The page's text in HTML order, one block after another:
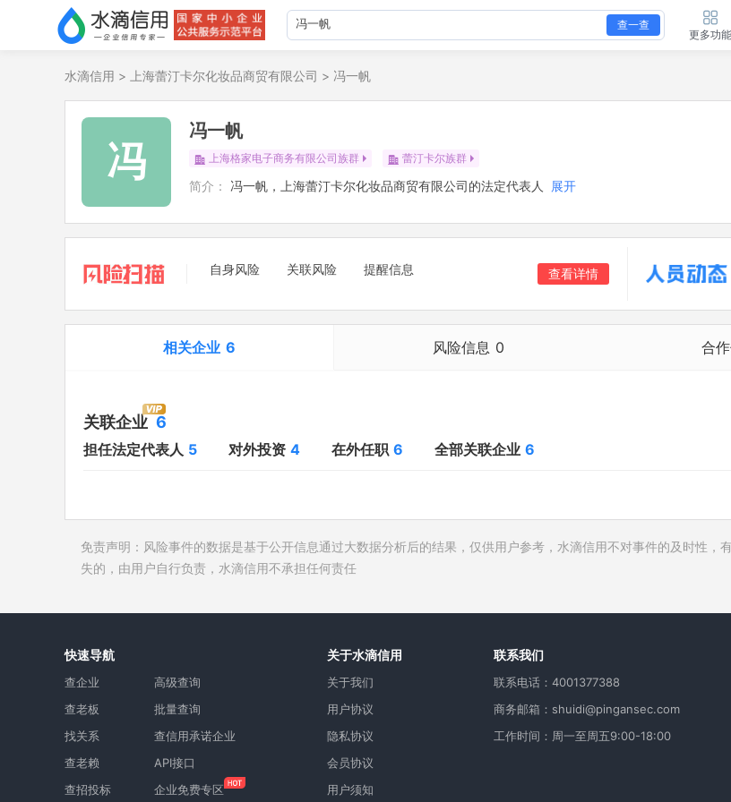
查一查
更多功能
水滴信用 > 上海蕾汀卡尔化妆品商贸有限公司 > 冯一帆
冯
冯一帆
上海格家电子商务有限公司族群 蕾汀卡尔族群
简介： 冯一帆，上海蕾汀卡尔化妆品商贸有限公司的法定代表人 展开
自身风险 关联风险 提醒信息 查看详情
相关企业 6
对外投资 4
在外任职 6
所属集团 2
风险信息 0
法院公告
失信被执行人
司法协助
合
关联企业 6
担任法定代表人 5 对外投资 4 在外任职 6 全部关联企业 6
免责声明：风险事件的数据是基于公开信息通过大数据分析后的结果，仅供用户参考，水滴信用不对事件的及时性
失的，由用户自行负责，水滴信用不承担任何责任
快速导航
查企业
查老板
找关系
查老赖
查招投标
高级查询
批量查询
查信用承诺企业
API接口
企业免费专区
关于水滴信用
关于我们
用户协议
隐私协议
会员协议
用户须知
联系我们
联系电话：4001377388
商务邮箱：shuidi@pingansec.com
工作时间：周一至周五9:00-18:00